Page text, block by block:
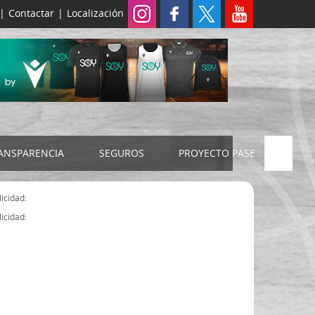
| Contactar | Localización
2024
SEGUROS
SEGURO JUDEX
PROYECTO PASE